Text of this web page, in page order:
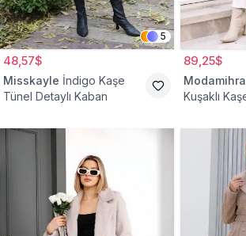
5
48,57$
Misskayle İndigo Kaşe
Tünel Detaylı Kaban
89,25$
Kuşaklı